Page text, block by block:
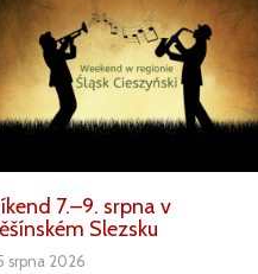
7.–9. srpna v
Slezsku
srpna 2026